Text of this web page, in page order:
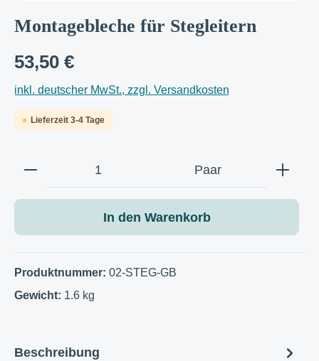
Montagebleche für Stegleitern
53,50 €
inkl. deutscher MwSt., zzgl. Versandkosten
Lieferzeit 3-4 Tage
Produkt Anzahl: Gib den gewünschten
Paar
In den Warenkorb
Produktnummer: 02-STEG-GB
Gewicht: 1.6 kg
Beschreibung